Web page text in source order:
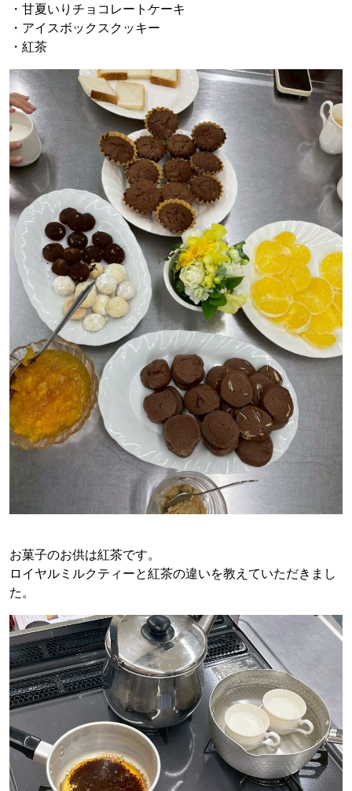
・甘夏いりチョコレートケーキ
・アイスボックスクッキー
・紅茶
お菓子のお供は紅茶です。
ロイヤルミルクティーと紅茶の違いを教えていただきまし
た。